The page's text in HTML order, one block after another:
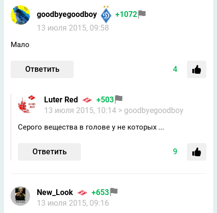
gооdbyegoodbоy
+1072
13 июля 2015, 09:58
Мало
Ответить 4
Luter Red
+503
13 июля 2015, 10:14 > gооdbyegoodbоy
Серого вещества в голове у не которых ...
Ответить 9
New_Look
+653
13 июля 2015, 09:16